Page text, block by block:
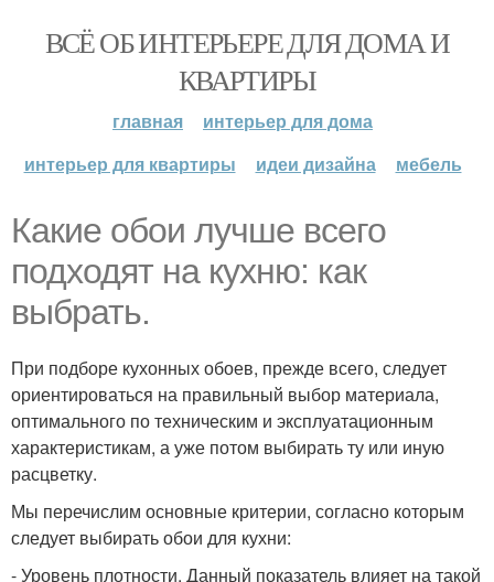
ВСЁ ОБ ИНТЕРЬЕРЕ ДЛЯ ДОМА И
КВАРТИРЫ
главная
интерьер для дома
интерьер для квартиры
идеи дизайна мебель
Какие обои лучше всего
подходят на кухню: как
выбрать.
При подборе кухонных обоев, прежде всего, следует
ориентироваться на правильный выбор материала,
оптимального по техническим и эксплуатационным
характеристикам, а уже потом выбирать ту или иную
расцветку.
Мы перечислим основные критерии, согласно которым
следует выбирать обои для кухни:
- Уровень плотности. Данный показатель влияет на такой